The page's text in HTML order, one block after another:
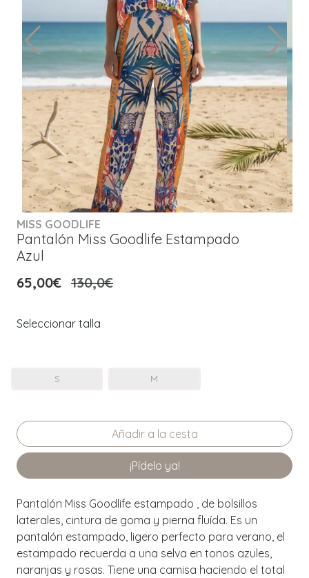
MISS GOODLIFE
Pantalón Miss Goodlife Estampado
Azul
65,00€ 130,0€
Seleccionar talla
S M
¡Pídelo ya!
Pantalón Miss Goodlife estampado , de bolsillos
laterales, cintura de goma y pierna fluída. Es un
pantalón estampado, ligero perfecto para verano, el
estampado recuerda a una selva en tonos azules,
naranjas y rosas. Tiene una camisa haciendo el total